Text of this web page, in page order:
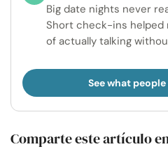
Big date nights never
Short check-ins helped
of actually talking
See what
Comparte este artículo